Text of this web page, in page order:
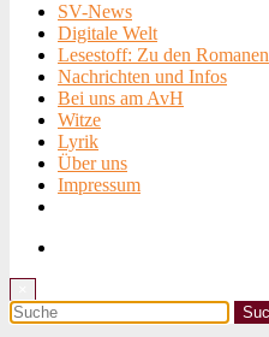
SV-News
Digitale Welt
Lesestoff: Zu den Romanen
Nachrichten und Infos
Bei uns am AvH
Witze
Lyrik
Über uns
Impressum